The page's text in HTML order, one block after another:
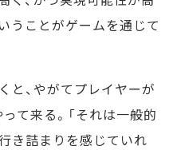
うことがゲームを通じて
と、やがてプレイヤーが
て来る。「それは一般的
き詰まりを感じていれ